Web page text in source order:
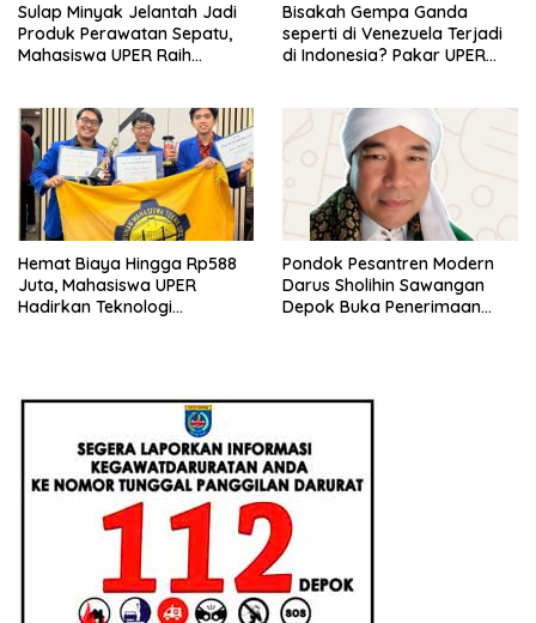
Sulap Minyak Jelantah Jadi
Produk Perawatan Sepatu,
Mahasiswa UPER Raih
Bisakah Gempa Ganda
seperti di Venezuela Terjadi
di Indonesia? Pakar UPER
Hemat Biaya Hingga Rp588
Juta, Mahasiswa UPER
Hadirkan Teknologi
Pondok Pesantren Modern
Darus Sholihin Sawangan
Depok Buka Penerimaan